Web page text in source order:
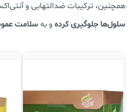
همچنین، ترکیبات ضدالتهابی و
سلول‌ها جلوگیری کرده و بهسلامت